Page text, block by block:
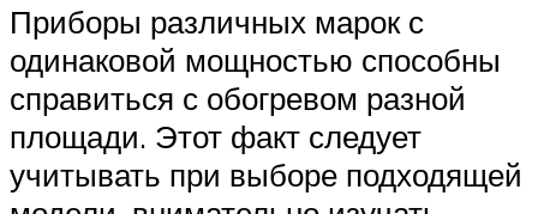
Приборы различных марок с
одинаковой мощностью способны
справиться с обогревом разной
площади. Этот факт следует
учитывать при выборе подходящей